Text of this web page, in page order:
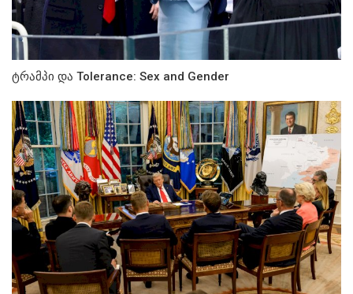
ტრამპი და Tolerance: Sex and Gender